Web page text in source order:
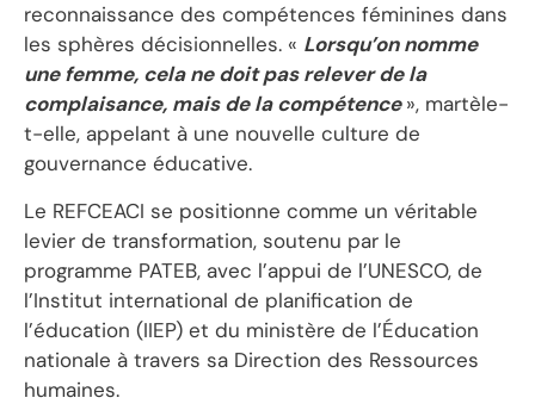
reconnaissance des compétences féminines dans
les sphères décisionnelles. « Lorsqu’on nomme
une femme, cela ne doit pas relever de la
complaisance, mais de la compétence», martèle-
t-elle, appelant à une nouvelle culture de
gouvernance éducative.
Le REFCEACI se positionne comme un véritable
levier de transformation, soutenu par le
programme PATEB, avec l’appui de l’UNESCO, de
l’Institut international de planification de
l’éducation (IIEP) et du ministère de l’Éducation
nationale à travers sa Direction des Ressources
humaines.